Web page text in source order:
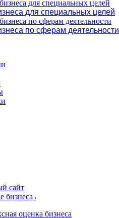
для специальных целей
по сферам деятельности
бизнеса